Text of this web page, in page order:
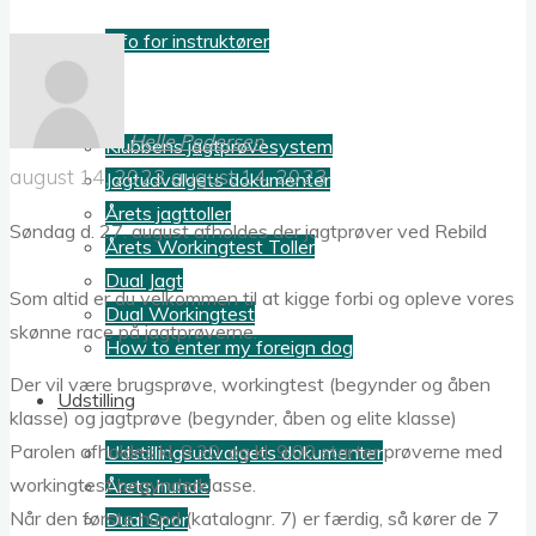
Info for instruktører
Jagt
Klubbens jagtprøvesystem
Jagtudvalgets dokumenter
Årets jagttoller
Årets Workingtest Toller
Dual Jagt
Dual Workingtest
How to enter my foreign dog
Udstilling
Udstillingsudvalgets dokumenter
Årets hunde
Dual Spor
Helle Pedersen
august 14, 2023august 14, 2023
Søndag d. 27. august afholdes der jagtprøver ved Rebild
Som altid er du velkommen til at kigge forbi og opleve vores
skønne race på jagtprøverne.
Der vil være brugsprøve, workingtest (begynder og åben
klasse) og jagtprøve (begynder, åben og elite klasse)
Parolen afholdes kl. 8.30, og kl. 9.00 starter prøverne med
workingtest begynderklasse.
Når den første hund (katalognr. 7) er færdig, så kører de 7